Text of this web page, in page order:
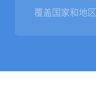
覆盖国家和地区